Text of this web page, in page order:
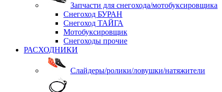
Запчасти для снегохода/мотобуксировщика
Снегоход БУРАН
Снегоход ТАЙГА
Мотобуксировщик
Снегоходы прочие
РАСХОДНИКИ
Слайдеры/ролики/ловушки/натяжители